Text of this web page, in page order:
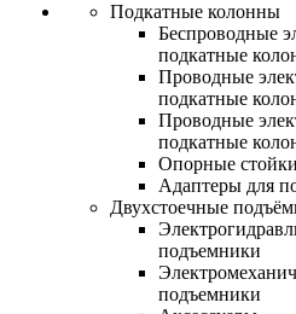
Подкатные колонны
Беспроводные
подкатные
Проводные
подкатные
Проводные
подкатные
Опорные
Адаптеры для
Двухстоечные
подъемники
подъемники